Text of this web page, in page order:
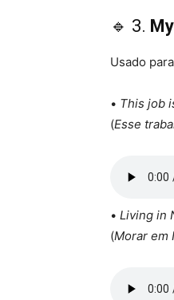
🔹 3.
Usado
• This job
(Esse
• Living in
(Morar em